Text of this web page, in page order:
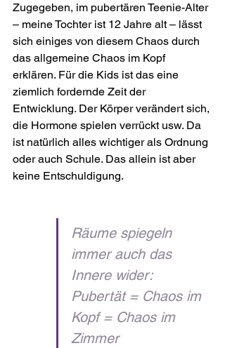
Zugegeben, im pubertären Teenie-Alter
– meine Tochter ist 12 Jahre alt – lässt
sich einiges von diesem Chaos durch
das allgemeine Chaos im Kopf
erklären. Für die Kids ist das eine
ziemlich fordernde Zeit der
Entwicklung. Der Körper verändert sich,
die Hormone spielen verrückt usw. Da
ist natürlich alles wichtiger als Ordnung
oder auch Schule. Das allein ist aber
keine Entschuldigung.
Räume spiegeln
immer auch das
Innere wider:
Pubertät = Chaos im
Kopf = Chaos im
Zimmer